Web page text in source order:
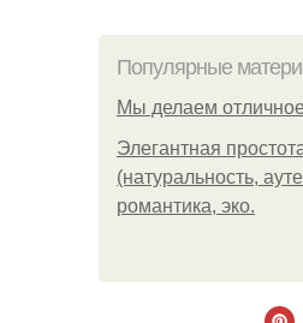
Популярные
Мы делаем
Элегантная
(натуральность,
романтика, эко.